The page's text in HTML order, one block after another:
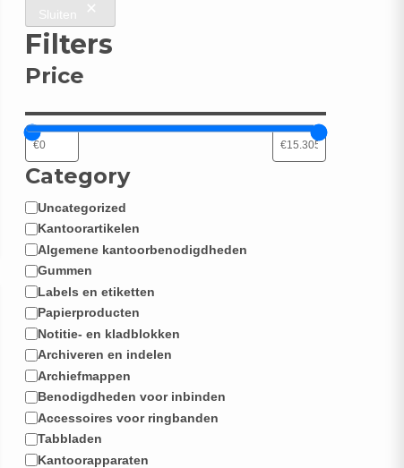
Sluiten
Filters
Price
Category
Categorie
Uncategorized
Kantoorartikelen
Algemene kantoorbenodigdheden
Gummen
Labels en etiketten
Papierproducten
Notitie- en kladblokken
Archiveren en indelen
Archiefmappen
Benodigdheden voor inbinden
Accessoires voor ringbanden
Tabbladen
Kantoorapparaten